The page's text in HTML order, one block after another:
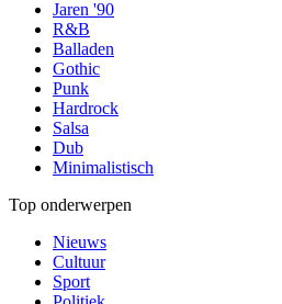
Jaren '90
R&B
Balladen
Gothic
Punk
Hardrock
Salsa
Dub
Minimalistisch
Top onderwerpen
Nieuws
Cultuur
Sport